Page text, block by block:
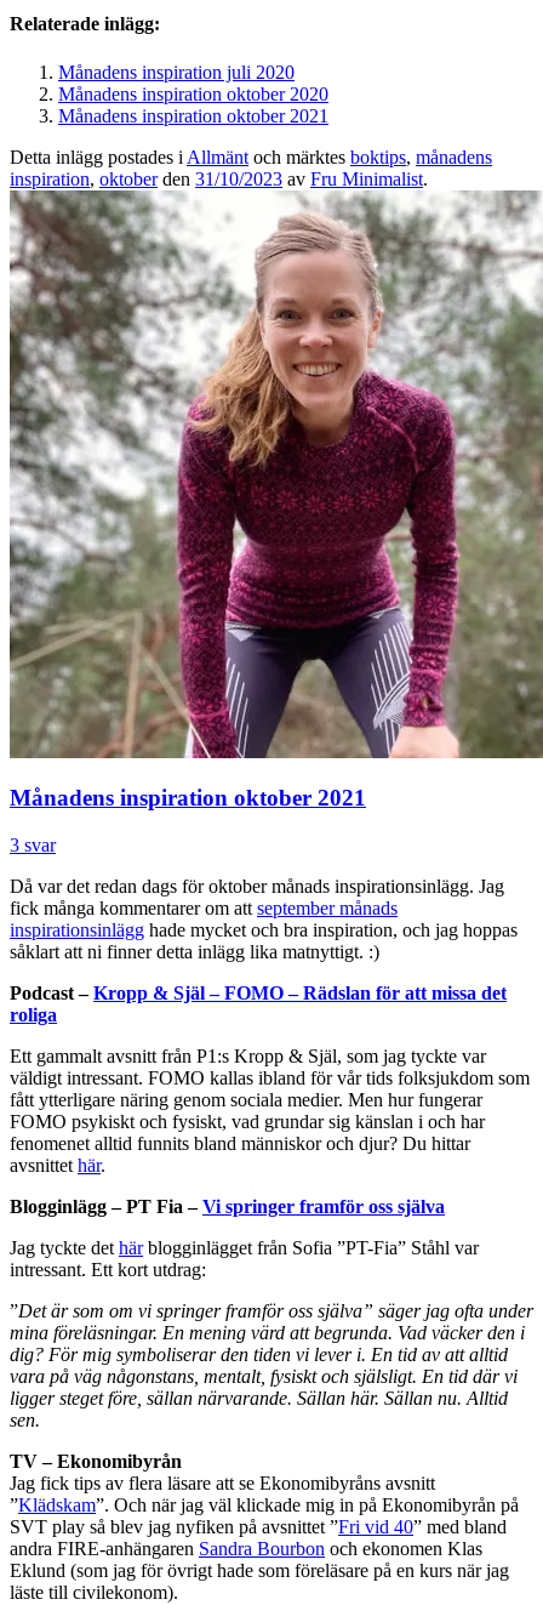
Relaterade inlägg:
Månadens inspiration juli 2020
Månadens inspiration oktober 2020
Månadens inspiration oktober 2021
Detta inlägg postades i Allmänt och märktes boktips, månadens
inspiration, oktoberden 31/10/2023 av Fru Minimalist.
Månadens inspiration oktober 2021
3 svar
Då var det redan dags för oktober månads inspirationsinlägg. Jag
fick många kommentarer om att september månads
inspirationsinlägg hade mycket och bra inspiration, och jag hoppas
såklart att ni finner detta inlägg lika matnyttigt. :)
Podcast –Kropp & Själ – FOMO – Rädslan för att missa det
roliga
Ett gammalt avsnitt från P1:s Kropp & Själ, som jag tyckte var
väldigt intressant. FOMO kallas ibland för vår tids folksjukdom som
fått ytterligare näring genom sociala medier. Men hur fungerar
FOMO psykiskt och fysiskt, vad grundar sig känslan i och har
fenomenet alltid funnits bland människor och djur? Du hittar
avsnittet här.
Blogginlägg – PT Fia –Vi springer framför oss själva
Jag tyckte det härblogginlägget från Sofia ”PT-Fia” Ståhl var
intressant. Ett kort utdrag:
”Det är som om vi springer framför oss själva” säger jag ofta under
mina föreläsningar. En mening värd att begrunda. Vad väcker den i
dig? För mig symboliserar den tiden vi lever i. En tid av att alltid
vara på väg någonstans, mentalt, fysiskt och själsligt. En tid där vi
ligger steget före, sällan närvarande. Sällan här. Sällan nu. Alltid
sen.
TV – Ekonomibyrån
Jag fick tips av flera läsare att se Ekonomibyråns avsnitt
”Klädskam”. Och när jag väl klickade mig in på Ekonomibyrån på
SVT play så blev jag nyfiken på avsnittet ”Fri vid 40” med bland
andra FIRE-anhängaren Sandra Bourbon och ekonomen Klas
Eklund (som jag för övrigt hade som föreläsare på en kurs när jag
läste till civilekonom).